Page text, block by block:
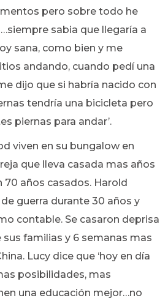
pero sobre todo he
sabia que llegaría a
sana, como bien y me
andando, cuando pedí una
dijo que si habría nacido con
tendría una bicicleta pero
piernas para andar’.
viven en su bungalow en
que lleva casada mas años
70 años casados. Harold
guerra durante 30 años y
contable. Se casaron deprisa
familias y 6 semanas mas
Lucy dice que ‘hoy en día
posibilidades, mas
una educación mejor…no